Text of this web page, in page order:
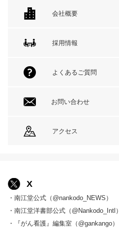
会社概要
採用情報
よくあるご質問
お問い合わせ
アクセス
X
・南江堂公式（@nankodo_NEWS）
・南江堂洋書部公式（@Nankodo_Intl）
・『がん看護』編集室（@gankango）